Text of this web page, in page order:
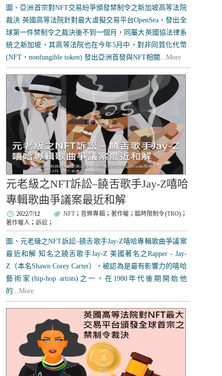
圖、亞洲首宗對NFT交易紛爭頒發禁制令之新加坡高等法院
裁決 英國高等法院針對最大虛擬交易平台OpenSea，發出全
球第一件禁制令之裁決後不到一個月，同屬大英國協法律系
統之新加坡，其高等法院也在今年5月中，對非同質化代幣
(NFT，nonfungible token) 發出亞洲首發與NFT相關...More
元老級之NFT訴訟–饒舌歌手Jay-Z嘻哈
專輯歌曲爭議案最近和解
2022/7/12 NFT；音樂專輯； 著作權 ； 臨時限制令(TRO)；
著作權人 ；訴訟 ；
圖、元老級之NFT訴訟–饒舌歌手Jay-Z嘻哈專輯歌曲爭議案
最近和解 知名之饒舌歌手Jay-Z 美國著名之Rapper - Jay-
Z（本名Shawn Corey Carter），被認為是最有影響力的嘻哈
藝術家(hip-hop artists)之一，在1980年代後期開始他
的...More